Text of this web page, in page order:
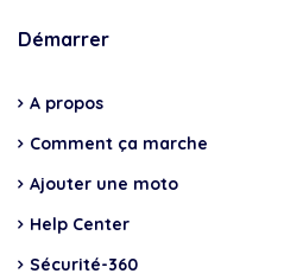
Démarrer
A propos
Comment ça marche
Ajouter une moto
Help Center
Sécurité-360